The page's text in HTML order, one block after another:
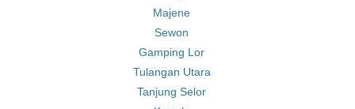
Majene
Sewon
Gamping Lor
Tulangan Utara
Tanjung Selor